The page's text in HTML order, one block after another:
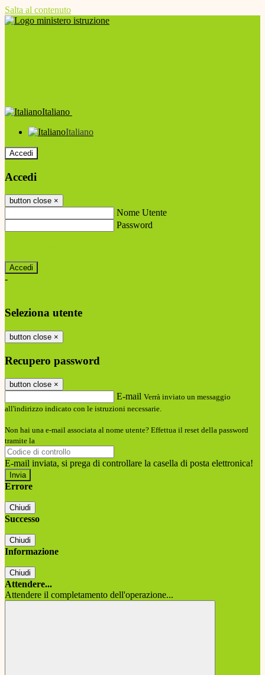
Salta al contenuto
Italiano
Italiano
Accedi
Accedi
button close ×
Nome Utente
Password
-
Seleziona utente
button close ×
Recupero password
button close ×
E-mail Verrà inviato un messaggio
all'indirizzo indicato con le istruzioni necessarie.
Non hai una e-mail associata al nome utente? Effettua il reset della password
tramite la
E-mail inviata, si prega di controllare la casella di posta elettronica!
Errore
Chiudi
Successo
Chiudi
Informazione
Chiudi
Attendere...
Attendere il completamento dell'operazione...